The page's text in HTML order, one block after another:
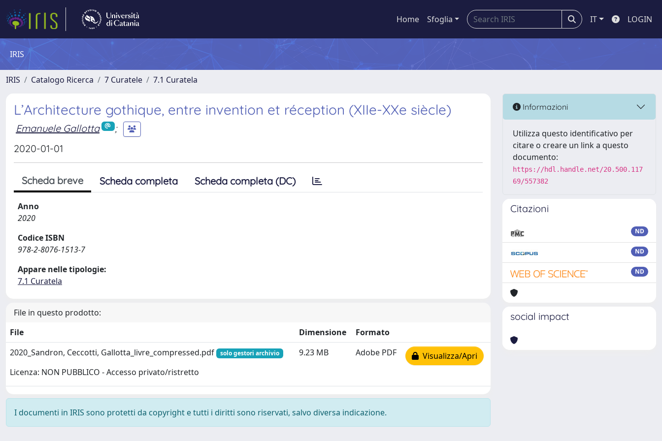
Home Sfoglia IT LOGIN
IRIS
IRIS Catalogo Ricerca 7 Curatele 7.1 Curatela
L’Architecture gothique, entre invention et réception (XIIe-XXe siècle)
Emanuele Gallotta
;
2020-01-01
Scheda breve Scheda completa Scheda completa (DC)
Anno
2020
Codice ISBN
978-2-8076-1513-7
Appare nelle tipologie:
7.1 Curatela
File in questo prodotto:
File
Dimensione
Formato
2020_Sandron, Ceccotti, Gallotta_livre_compressed.pdf
solo gestori archivio
Licenza: NON PUBBLICO - Accesso privato/ristretto
9.23 MB Adobe PDF Visualizza/Apri
I documenti in IRIS sono protetti da copyright e tutti i diritti sono riservati, salvo diversa indicazione.
Informazioni
Utilizza questo identificativo per
citare o creare un link a questo
documento:
https://hdl.handle.net/20.500.117
69/557382
Citazioni
ND
ND
ND
social impact